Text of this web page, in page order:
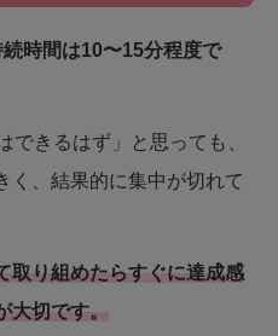
時間は10〜15分程度で
できるはず」と思っても、
く、結果的に集中が切れて
取り組めたらすぐに達成感
切です。